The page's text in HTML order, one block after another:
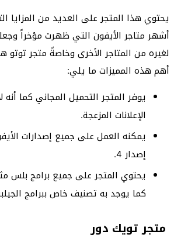
يحتوي هذا المتجر على العديد من المزايا
أشهر متاجر الأيفون التي ظهرت مؤخراً
لغيره من المتاجر الأخرى وخاصةً متجر توتو
أهم هذه المميزات ما يلي:
يوفر المتجر التحميل المجاني كما
الإعلانات المزعجة.
يمكنه العمل على جميع إصدارات
إصدار 4.
يحتوي المتجر على جميع برامج بلس
كما يوجد به تصنيف خاص ببرامج
متجر تويك دور